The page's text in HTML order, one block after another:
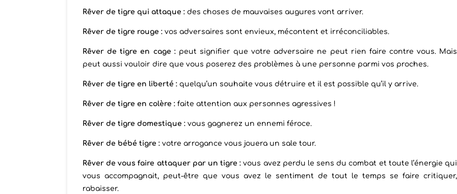
Rêver de tigre qui attaque : des choses de mauvaises augures vont arriver.
Rêver de tigre rouge : vos adversaires sont envieux, mécontent et irréconciliables.
Rêver de tigre en cage :peut signifier que votre adversaire ne peut rien faire contre vous. Mais
peut aussi vouloir dire que vous poserez des problèmes à une personne parmi vos proches.
Rêver de tigre en liberté : quelqu’un souhaite vous détruire et il est possible qu’il y arrive.
Rêver de tigre en colère : faite attention aux personnes agressives !
Rêver de tigre domestique : vous gagnerez un ennemi féroce.
Rêver de bébé tigre : votre arrogance vous jouera un sale tour.
Rêver de vous faire attaquer par un tigre : vous avez perdu le sens du combat et toute l’énergie qui
vous accompagnait, peut-être que vous avez le sentiment de tout le temps se faire critiquer,
rabaisser.